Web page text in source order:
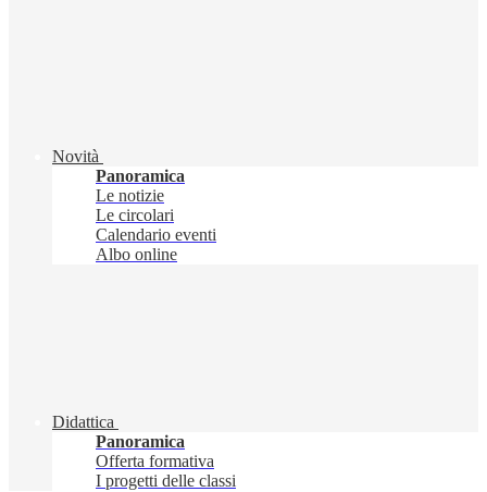
Novità
Panoramica
Le notizie
Le circolari
Calendario eventi
Albo online
Didattica
Panoramica
Offerta formativa
I progetti delle classi